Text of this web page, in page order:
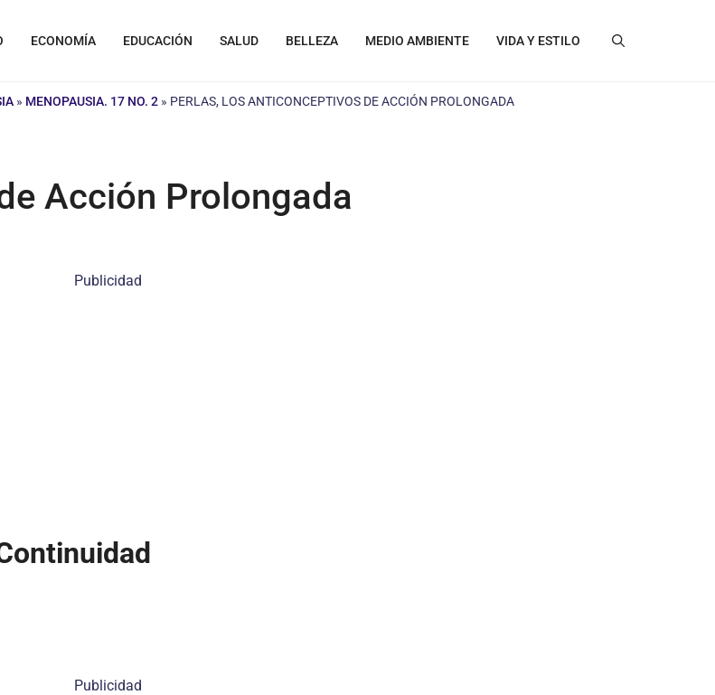
ECONOMÍA EDUCACIÓN SALUD BELLEZA MEDIO AMBIENTE VIDA Y ESTILO
» MENOPAUSIA. 17 NO. 2 » PERLAS, LOS ANTICONCEPTIVOS DE ACCIÓN PROLONGADA
Acción Prolongada
Publicidad
Publicidad